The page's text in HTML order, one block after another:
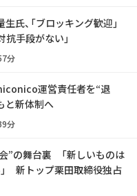
氏、「ブロッキング歓迎」
手段がない」
分
運営責任者を“退
新体制へ
分
”の舞台裏 「新しいものは
新トップ栗田取締役独占